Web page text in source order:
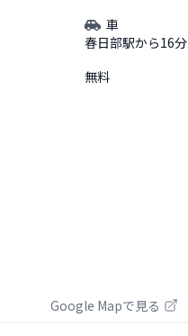
車
春日部駅から16分
無料
Google Mapで見る